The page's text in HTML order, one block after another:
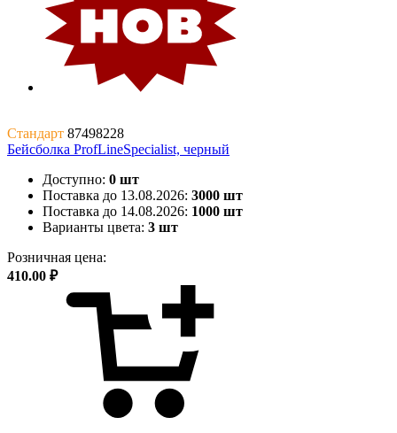
Стандарт 87498228
Бейсболка ProfLineSpecialist, черный
Доступно: 0 шт
Поставка до 13.08.2026: 3000 шт
Поставка до 14.08.2026: 1000 шт
Варианты цвета: 3 шт
Розничная цена:
410.00 ₽